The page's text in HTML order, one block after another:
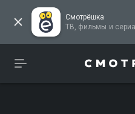
Смотрёшка
ТВ, фильмы и